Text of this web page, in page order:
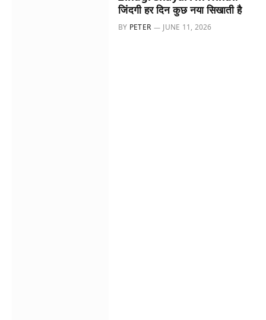
जिंदगी हर दिन कुछ नया सिखाती है
BY PETER JUNE 11, 2026